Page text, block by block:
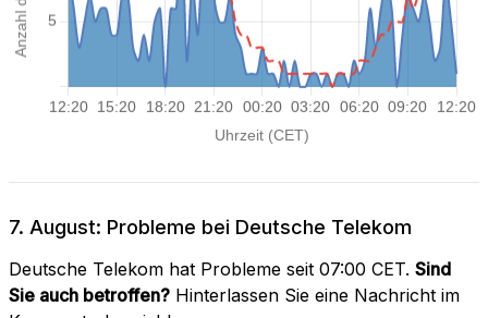
7. August: Probleme bei Deutsche Telekom
Deutsche Telekom hat Probleme seit 07:00 CET. Sind
Sie auch betroffen? Hinterlassen Sie eine Nachricht im